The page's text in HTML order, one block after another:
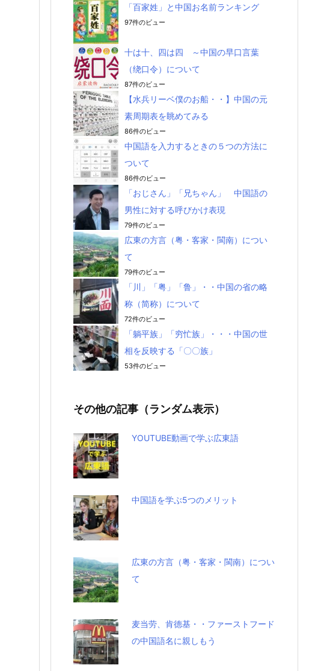
「百家姓」と中国お名前ランキング
97件のビュー
十は十、四は四 ～中国の早口言葉
（绕口令）について
87件のビュー
【水兵リーベ僕のお船・・】中国の元
素周期表を眺めてみる
86件のビュー
中国語を入力するときの５つの方法に
ついて
86件のビュー
「おじさん」「兄ちゃん」 中国語の
男性に対する呼びかけ表現
79件のビュー
広東の方言（粤・客家・閩南）につい
て
79件のビュー
「川」「粤」「鲁」・・中国の省の略
称（简称）について
72件のビュー
「躺平族」「穷忙族」・・・中国の世
相を反映する「〇〇族」
53件のビュー
その他の記事（ランダム表示）
YOUTUBE動画で学ぶ広東語
中国語を学ぶ5つのメリット
広東の方言（粤・客家・閩南）につい
て
麦当劳、肯德基・・ファーストフード
の中国語名に親しもう